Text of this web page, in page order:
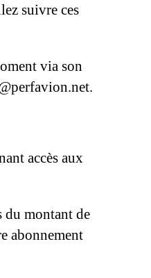
suivre ces
via son
accès aux
du montant de
abonnement